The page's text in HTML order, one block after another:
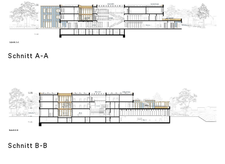
Schnitt A-A
Schnitt B-B